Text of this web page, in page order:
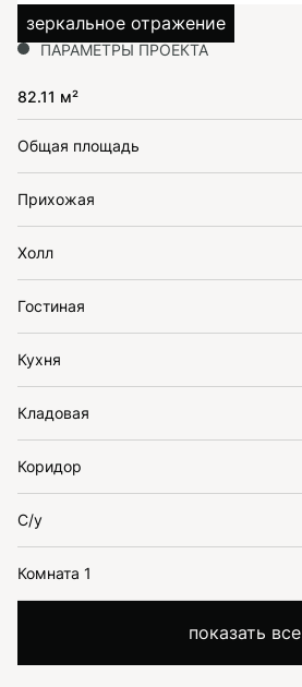
зеркальное отражение
ПАРАМЕТРЫ ПРОЕКТА
82.11 м²
Общая площадь
Прихожая
Холл
Гостиная
Кухня
Кладовая
Коридор
С/у
Комната 1
показать все